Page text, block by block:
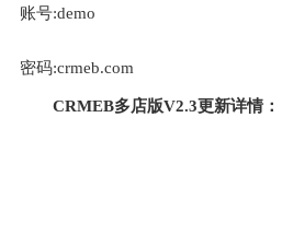
账号:demo
密码:crmeb.com
CRMEB多店版V2.3更新详情：